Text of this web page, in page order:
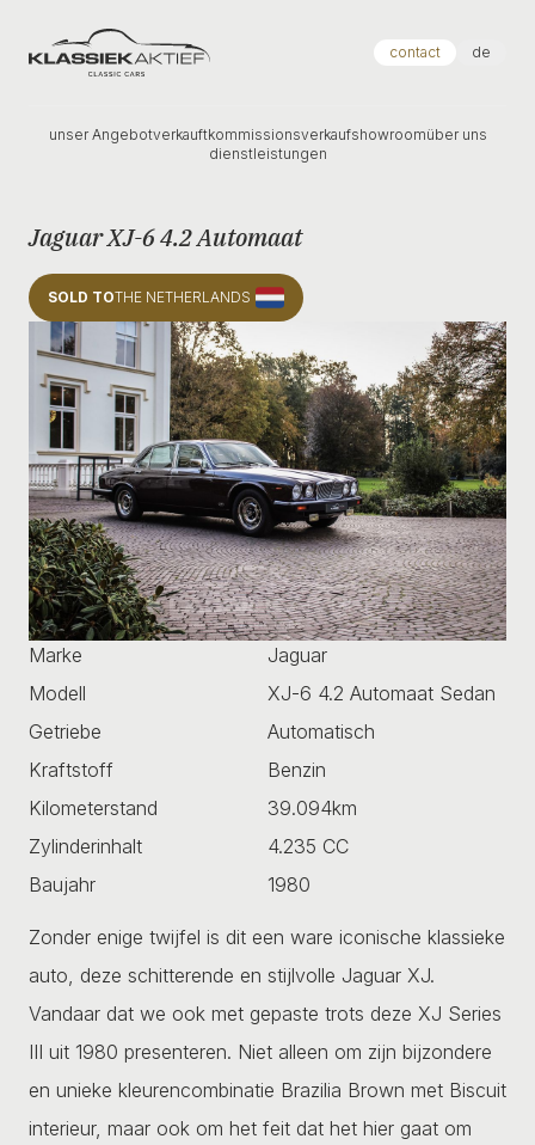
Klassiek Aktief contact de
unser Angebotverkauftkommissionsverkaufshowroomüber uns
dienstleistungen
Jaguar XJ-6 4.2 Automaat
SOLD TOTHE NETHERLANDS
Marke
Jaguar
Modell
XJ-6 4.2 Automaat Sedan
Getriebe
Automatisch
Kraftstoff
Benzin
Kilometerstand
39.094km
Zylinderinhalt
4.235 CC
Baujahr
1980
Zonder enige twijfel is dit een ware iconische klassieke
auto, deze schitterende en stijlvolle Jaguar XJ.
Vandaar dat we ook met gepaste trots deze XJ Series
III uit 1980 presenteren. Niet alleen om zijn bijzondere
en unieke kleurencombinatie Brazilia Brown met Biscuit
interieur, maar ook om het feit dat het hier gaat om